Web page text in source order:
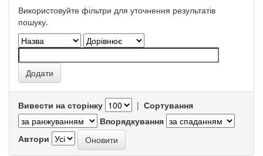
Використовуйте фільтри для уточнення результатів
пошуку.
Вивести на сторінку | Сортування
Впорядкування
Автори